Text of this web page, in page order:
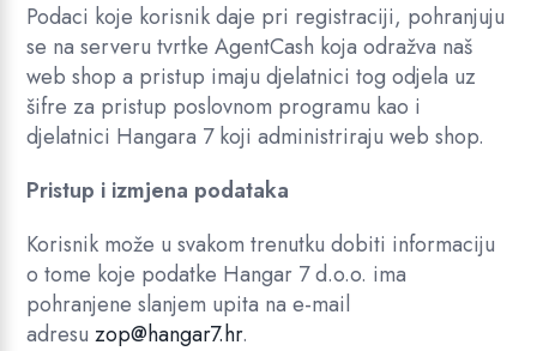
Podaci koje korisnik daje pri registraciji, pohranjuju
se na serveru tvrtke AgentCash koja odražva naš
web shop a pristup imaju djelatnici tog odjela uz
šifre za pristup poslovnom programu kao i
djelatnici Hangara 7 koji administriraju web shop.
Pristup i izmjena podataka
Korisnik može u svakom trenutku dobiti informaciju
o tome koje podatke Hangar 7 d.o.o. ima
pohranjene slanjem upita na e-mail
adresuzop@hangar7.hr.